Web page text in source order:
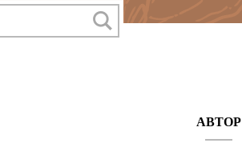
АВТОР